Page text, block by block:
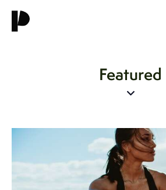
Featured